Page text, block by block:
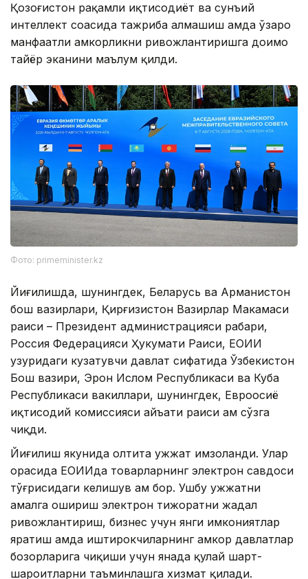
Қозоғистон рақамли иқтисодиёт ва сунъий
интеллект соҳасида тажриба алмашиш ҳамда ўзаро
манфаатли ҳамкорликни ривожлантиришга доимо
тайёр эканини маълум қилди.
Фото: primeminister.kz
Йиғилишда, шунингдек, Беларусь ва Арманистон
бош вазирлари, Қирғизистон Вазирлар Маҳкамаси
раиси – Президент администрацияси раҳбари,
Россия Федерацияси Ҳукумати Раиси, ЕОИИ
ҳузуридаги кузатувчи давлат сифатида Ўзбекистон
Бош вазири, Эрон Ислом Республикаси ва Куба
Республикаси вакиллари, шунингдек, Евроосиё
иқтисодий комиссияси ҳайъати раиси ҳам сўзга
чиқди.
Йиғилиш якунида олтита ҳужжат имзоланди. Улар
орасида ЕОИИда товарларнинг электрон савдоси
тўғрисидаги келишув ҳам бор. Ушбу ҳужжатни
амалга ошириш электрон тижоратни жадал
ривожлантириш, бизнес учун янги имкониятлар
яратиш ҳамда иштирокчиларнинг ҳамкор давлатлар
бозорларига чиқиши учун янада қулай шарт-
шароитларни таъминлашга хизмат қилади.